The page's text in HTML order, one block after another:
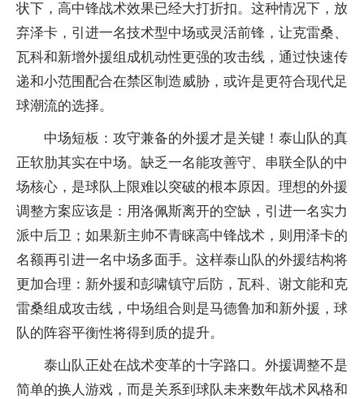
状下，高中锋战术效果已经大打折扣。这种情况下，放
弃泽卡，引进一名技术型中场或灵活前锋，让克雷桑、
瓦科和新增外援组成机动性更强的攻击线，通过快速传
递和小范围配合在禁区制造威胁，或许是更符合现代足
球潮流的选择。
中场短板：攻守兼备的外援才是关键！泰山队的真
正软肋其实在中场。缺乏一名能攻善守、串联全队的中
场核心，是球队上限难以突破的根本原因。理想的外援
调整方案应该是：用洛佩斯离开的空缺，引进一名实力
派中后卫；如果新主帅不青睐高中锋战术，则用泽卡的
名额再引进一名中场多面手。这样泰山队的外援结构将
更加合理：新外援和彭啸镇守后防，瓦科、谢文能和克
雷桑组成攻击线，中场组合则是马德鲁加和新外援，球
队的阵容平衡性将得到质的提升。
泰山队正处在战术变革的十字路口。外援调整不是
简单的换人游戏，而是关系到球队未来数年战术风格和